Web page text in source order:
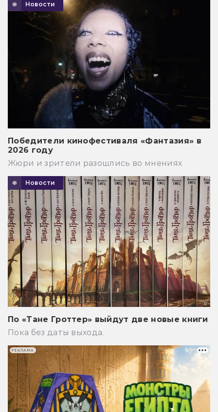
Новости
Победители кинофестиваля «Фантазия» в
2026 году
Жюри и зрители разошлись во мнениях
Новости
По «Тане Гроттер» выйдут две новые книги
Пока без даты выхода.
РЕКЛАМА